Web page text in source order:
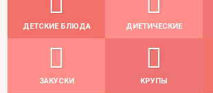
ДЕТСКИЕ БЛЮДА ДИЕТИЧЕСКИЕ
ЗАКУСКИ КРУПЫ